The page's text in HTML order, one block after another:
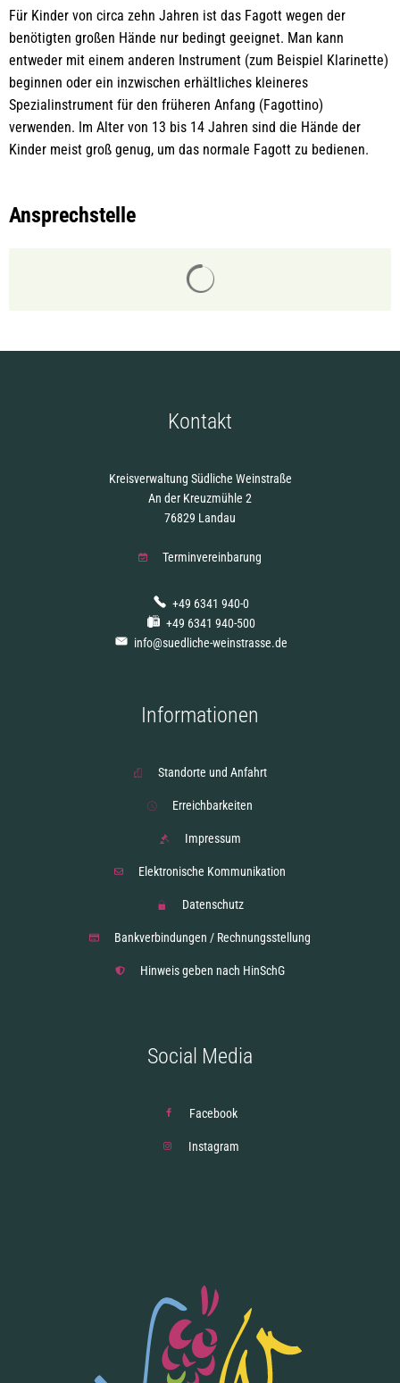
Für Kinder von circa zehn Jahren ist das Fagott wegen der
benötigten großen Hände nur bedingt geeignet. Man kann
entweder mit einem anderen Instrument (zum Beispiel Klarinette)
beginnen oder ein inzwischen erhältliches kleineres
Spezialinstrument für den früheren Anfang (Fagottino)
verwenden. Im Alter von 13 bis 14 Jahren sind die Hände der
Kinder meist groß genug, um das normale Fagott zu bedienen.
Ansprechstelle
Kontakt
Kreisverwaltung Südliche Weinstraße
An der Kreuzmühle 2
76829 Landau
Terminvereinbarung
+49 6341 940-0
+49 6341 940-500
info@suedliche-weinstrasse.de
Informationen
Standorte und Anfahrt
Erreichbarkeiten
Impressum
Elektronische Kommunikation
Datenschutz
Bankverbindungen / Rechnungsstellung
Hinweis geben nach HinSchG
Social Media
Facebook
Instagram